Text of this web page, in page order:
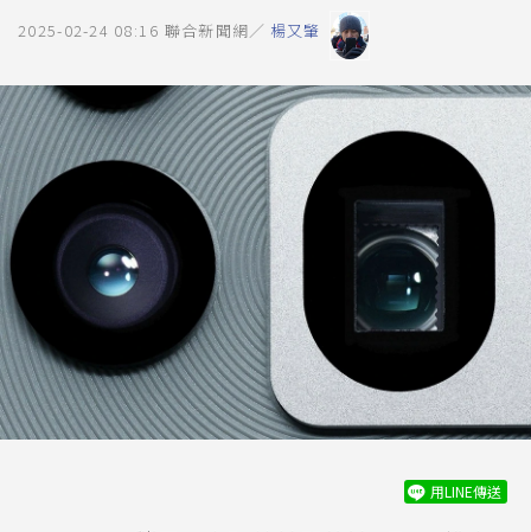
2025-02-24 08:16 聯合新聞網／ 楊又肇
用LINE傳送